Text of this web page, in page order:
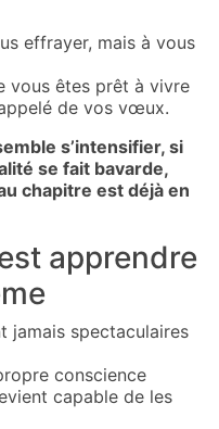
effrayer, mais à vous
vous êtes prêt à vivre
de vos vœux.
s’intensifier, si
se fait bavarde,
chapitre est déjà en
apprendre
jamais spectaculaires
conscience
capable de les